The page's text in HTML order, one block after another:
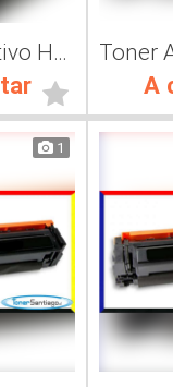
Toner Alternativo Hp 410, Impresora Láser
A
1